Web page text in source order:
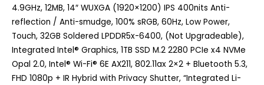
4.9GHz, 12MB, 14″ WUXGA (1920×1200) IPS 400nits Anti-
reflection / Anti-smudge, 100% sRGB, 60Hz, Low Power,
Touch, 32GB Soldered LPDDR5x-6400, (Not Upgradeable),
Integrated Intel® Graphics, 1TB SSD M.2 2280 PCIe x4 NVMe
Opal 2.0, Intel® Wi-Fi® 6E AX211, 802.11ax 2×2 + Bluetooth 5.3,
FHD 1080p + IR Hybrid with Privacy Shutter, “Integrated Li-